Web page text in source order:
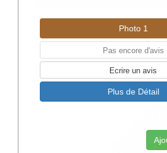
Photo 1
Pas encore d'avis
Ecrire un avis
Plus de Détail